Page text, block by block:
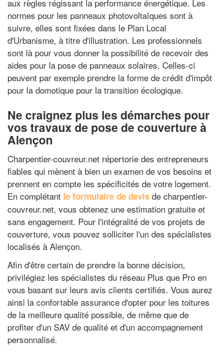
aux règles régissant la performance énergétique. Les
normes pour les panneaux photovoltaïques sont à
suivre, elles sont fixées dans le Plan Local
d'Urbanisme, à titre d'illustration. Les professionnels
sont là pour vous donner la possibilité de recevoir des
aides pour la pose de panneaux solaires. Celles-ci
peuvent par exemple prendre la forme de crédit d'impôt
pour la domotique pour la transition écologique.
Ne craignez plus les démarches pour
vos travaux de pose de couverture à
Alençon
Charpentier-couvreur.net répertorie des entrepreneurs
fiables qui mènent à bien un examen de vos besoins et
prennent en compte les spécificités de votre logement.
En complétant le formulaire de devis de charpentier-
couvreur.net, vous obtenez une estimation gratuite et
sans engagement. Pour l'intégralité de vos projets de
couverture, vous pouvez solliciter l'un des spécialistes
localisés à Alençon.
Afin d'être certain de prendre la bonne décision,
privilégiez les spécialistes du réseau Plus que Pro en
vous basant sur leurs avis clients certifiés. Vous aurez
ainsi la confortable assurance d'opter pour les toitures
de la meilleure qualité possible, de même que de
profiter d'un SAV de qualité et d'un accompagnement
personnalisé.